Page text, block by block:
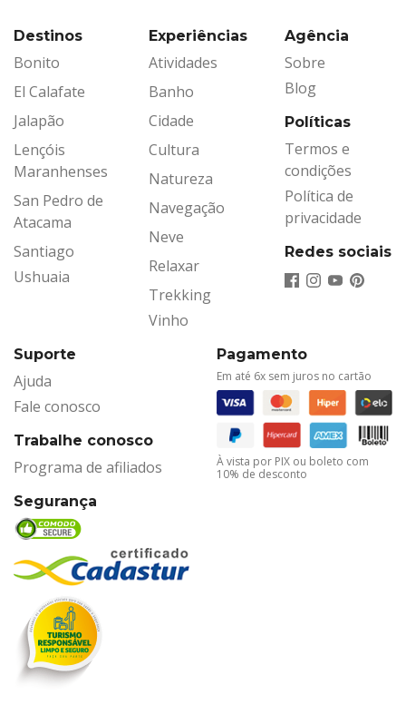
Destinos
Bonito
El Calafate
Jalapão
Lençóis
Maranhenses
San Pedro de
Atacama
Santiago
Ushuaia
Experiências
Atividades
Banho
Cidade
Cultura
Natureza
Navegação
Neve
Relaxar
Trekking
Vinho
Agência
Sobre
Blog
Políticas
Termos e
condições
Política de
privacidade
Redes sociais
Suporte
Ajuda
Fale conosco
Trabalhe conosco
Programa de afiliados
Segurança
Pagamento
Em até 6x sem juros no cartão
À vista por PIX ou boleto com
10% de desconto